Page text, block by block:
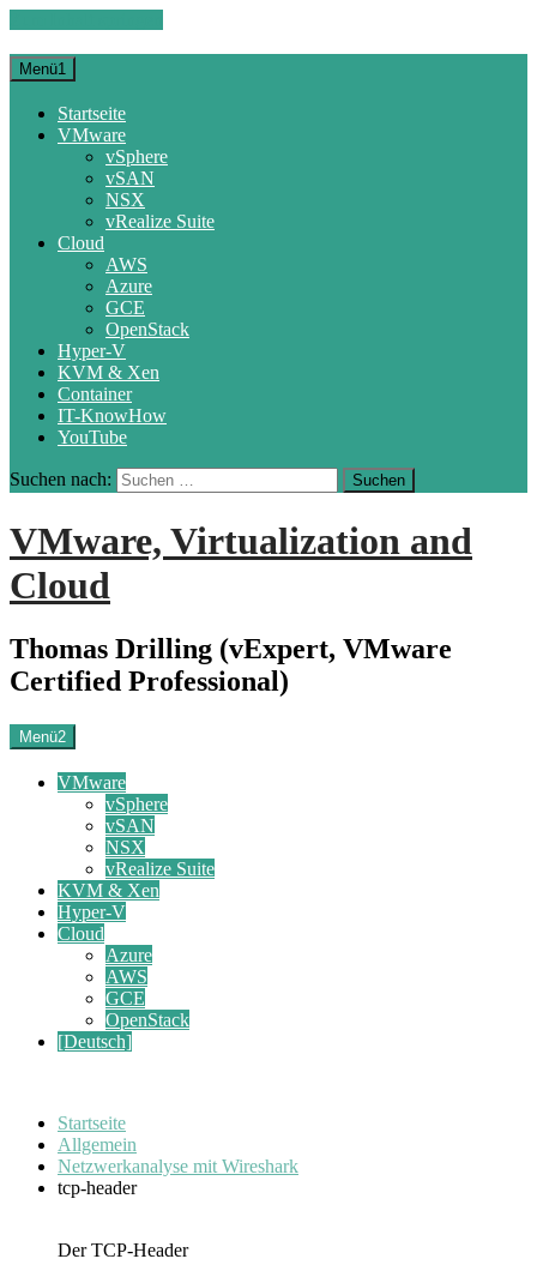
Menü1
Startseite
VMware
vSphere
vSAN
NSX
vRealize Suite
Cloud
AWS
Azure
GCE
OpenStack
Hyper-V
KVM & Xen
Container
IT-KnowHow
YouTube
Suchen nach:
VMware, Virtualization and
Cloud
Thomas Drilling (vExpert, VMware
Certified Professional)
Menü2
VMware
vSphere
vSAN
NSX
vRealize Suite
KVM & Xen
Hyper-V
Cloud
Azure
AWS
GCE
OpenStack
[Deutsch]
Startseite
Allgemein
Netzwerkanalyse mit Wireshark
tcp-header
Der TCP-Header